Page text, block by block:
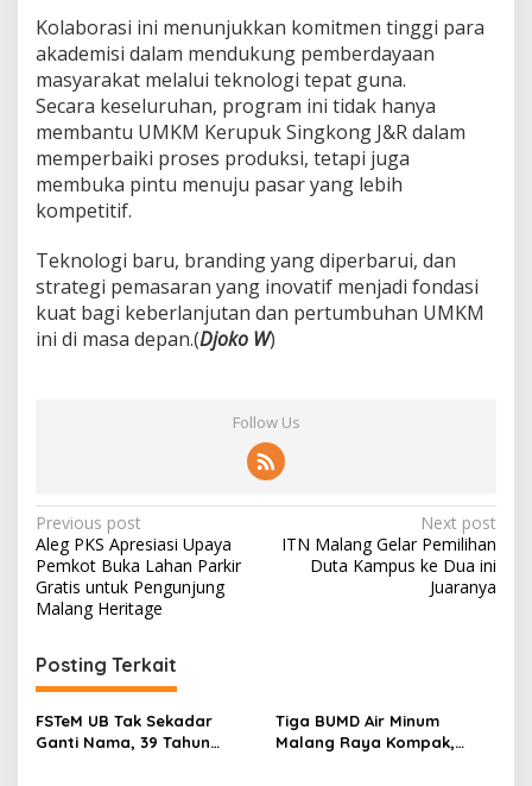
r
o
d
u
k
s
i
d
a
n
d
i
Kolaborasi ini menunjukkan komitmen tinggi para
akademisi dalam mendukung pemberdayaan
masyarakat melalui teknologi tepat guna.
Secara keseluruhan, program ini tidak hanya
membantu UMKM Kerupuk Singkong J&R dalam
memperbaiki proses produksi, tetapi juga
membuka pintu menuju pasar yang lebih
kompetitif.
Teknologi baru, branding yang diperbarui, dan
strategi pemasaran yang inovatif menjadi fondasi
kuat bagi keberlanjutan dan pertumbuhan UMKM
ini di masa depan.(Djoko W)
Follow Us
P
o
s
t
n
a
v
i
Previous post
Aleg PKS Apresiasi Upaya
Pemkot Buka Lahan Parkir
Gratis untuk Pengunjung
Malang Heritage
Next post
ITN Malang Gelar Pemilihan
Duta Kampus ke Dua ini
Juaranya
Posting Terkait
FSTeM UB Tak Sekadar
Ganti Nama, 39 Tahun
Tiga BUMD Air Minum
Malang Raya Kompak,